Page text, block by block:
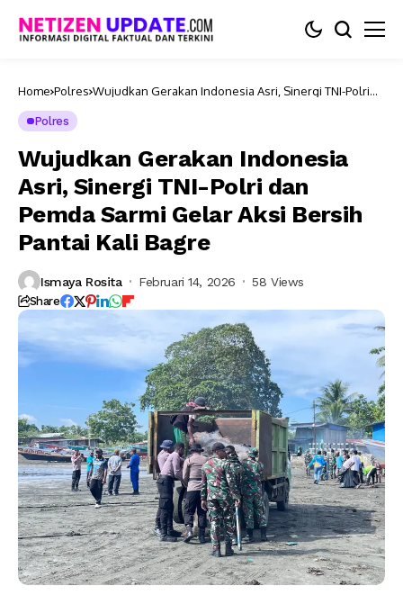
Home Polres Wujudkan Gerakan Indonesia Asri, Sinergi TNI-Polri
Polres
Wujudkan Gerakan Indonesia
Asri, Sinergi TNI-Polri dan
Pemda Sarmi Gelar Aksi Bersih
Pantai Kali Bagre
Ismaya Rosita Februari 14, 2026 58 Views
Share